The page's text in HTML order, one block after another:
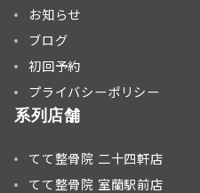
お知らせ
ブログ
初回予約
プライバシーポリシー
系列店舗
てて整骨院 二十四軒店
てて整骨院 室蘭駅前店